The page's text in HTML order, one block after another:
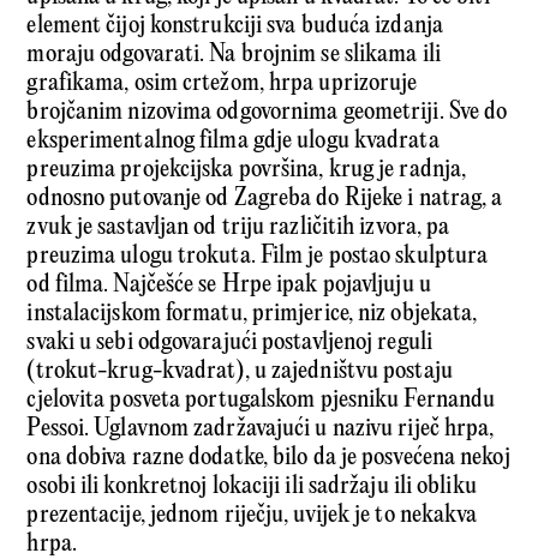
element čijoj konstrukciji sva buduća izdanja
moraju odgovarati. Na brojnim se slikama ili
grafikama, osim crtežom, hrpa uprizoruje
brojčanim nizovima odgovornima geometriji. Sve do
eksperimentalnog filma gdje ulogu kvadrata
preuzima projekcijska površina, krug je radnja,
odnosno putovanje od Zagreba do Rijeke i natrag, a
zvuk je sastavljan od triju različitih izvora, pa
preuzima ulogu trokuta. Film je postao skulptura
od filma. Najčešće se Hrpe ipak pojavljuju u
instalacijskom formatu, primjerice, niz objekata,
svaki u sebi odgovarajući postavljenoj reguli
(trokut-krug-kvadrat), u zajedništvu postaju
cjelovita posveta portugalskom pjesniku Fernandu
Pessoi. Uglavnom zadržavajući u nazivu riječ hrpa,
ona dobiva razne dodatke, bilo da je posvećena nekoj
osobi ili konkretnoj lokaciji ili sadržaju ili obliku
prezentacije, jednom riječju, uvijek je to nekakva
hrpa.